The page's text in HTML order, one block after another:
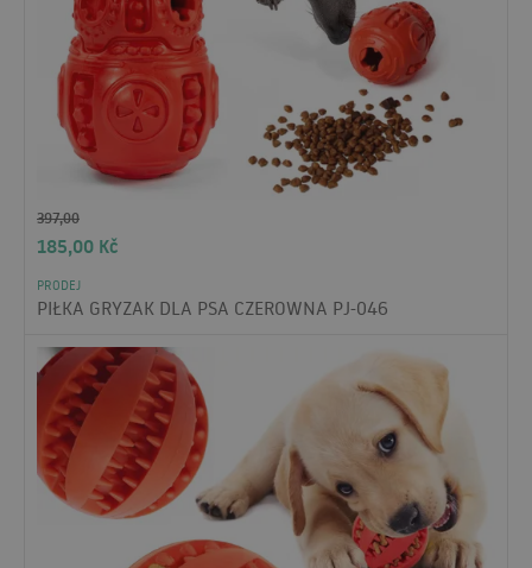
397,00
185,00 Kč
PRODEJ
PIŁKA GRYZAK DLA PSA CZEROWNA PJ-046